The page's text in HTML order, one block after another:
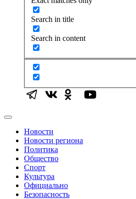
Search in title
Search in content
Новости
Новости региона
Политика
Общество
Спорт
Культура
Официально
Безопасность